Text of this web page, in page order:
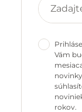
Vám
rokov.